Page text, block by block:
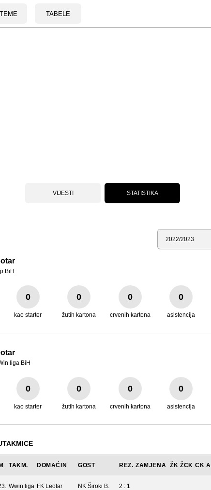
TABELE
VIJESTI STATISTIKA
Sezona
BiH
0
kao starter
0
žutih kartona
0
crvenih kartona
0
asistencija
liga BiH
0
kao starter
0
žutih kartona
0
crvenih kartona
0
asistencija
TAKM. DOMAĆIN GOST REZ. ZAMJENA ŽK ŽCK CK A
Wwin liga FK Leotar NK Široki B. 2 : 1